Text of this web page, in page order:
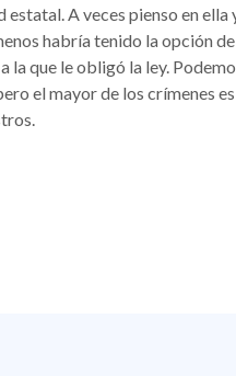
A veces pienso en
habría tenido la opción
la que le obligó la ley.
el mayor de los crímenes